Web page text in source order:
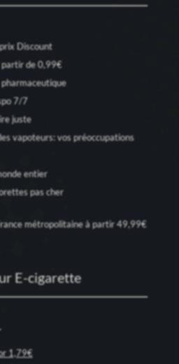
Discount
partir de 0,99€
7/7
juste
vapoteurs: vos préoccupations
entier
pas cher
métropolitaine à partir 49,99€
E-cigarette
1,79€